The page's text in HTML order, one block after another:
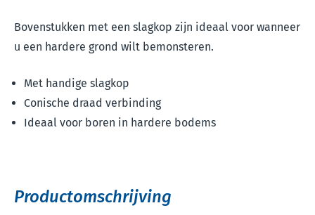
Bovenstukken met een slagkop zijn ideaal voor wanneer
u een hardere grond wilt bemonsteren.
Met handige slagkop
Conische draad verbinding
Ideaal voor boren in hardere bodems
Productomschrijving